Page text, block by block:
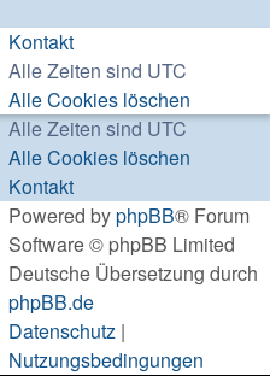
Kontakt
Alle Zeiten sind UTC
Alle Cookies löschen
Alle Zeiten sind UTC
Alle Cookies löschen
Kontakt
Powered byphpBB® Forum
Software © phpBB Limited
Deutsche Übersetzung durch
phpBB.de
Datenschutz |
Nutzungsbedingungen